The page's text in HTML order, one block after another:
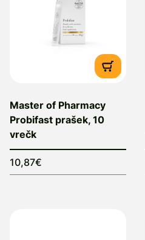
Master of Pharmacy
Probifast prašek, 10
vrečk
10,87€